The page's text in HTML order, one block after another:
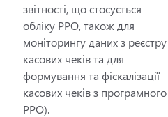
звітності, що стосується
обліку РРО, також для
моніторингу даних з реєстру
касових чеків та для
формування та фіскалізації
касових чеків з програмного
РРО).